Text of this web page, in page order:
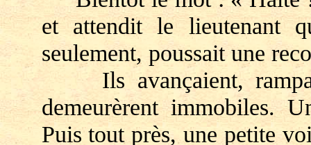
et attendit le lieutenant
seulement, poussait une
Ils avançaient,
demeurèrent immobiles.
Puis tout près, une petite